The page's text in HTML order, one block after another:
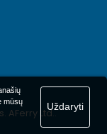
AFerry Ltd..
mūsų
Uždaryti